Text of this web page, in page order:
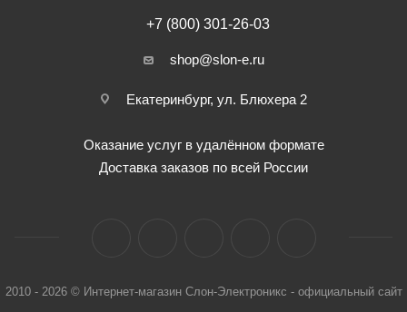
+7 (800) 301-26-03
shop@slon-e.ru
Екатеринбург, ул. Блюхера 2
Оказание услуг в удалённом формате
Доставка заказов по всей России
2010 - 2026 © Интернет-магазин Слон-Электроникс - официальный сайт